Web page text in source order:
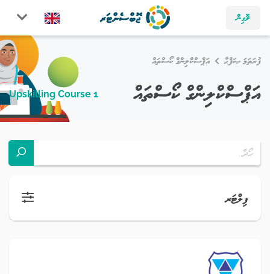
ލޮގިން
ފުރަތަމަ ޞަފްޙާ އަޕްސްކްލިންގް ކޯސްތައް
އަޕްސްކްލިންގް ކޯސްތައް 1 Upskilling Course
ފިލްޓަރ